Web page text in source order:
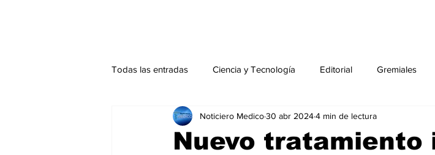
Todas las entradas Ciencia y Tecnología Editorial Gremiales
Actualidad Salud Mental Agenda Sección especial
Nuevo tratamiento
Noticiero Medico30 abr 20244 min de lectura